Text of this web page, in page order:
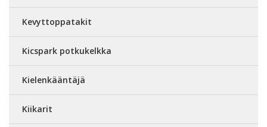
Kevyttoppatakit
Kicspark potkukelkka
Kielenkääntäjä
Kiikarit